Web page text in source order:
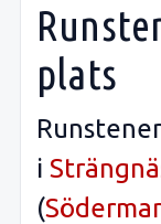
plats
i
(